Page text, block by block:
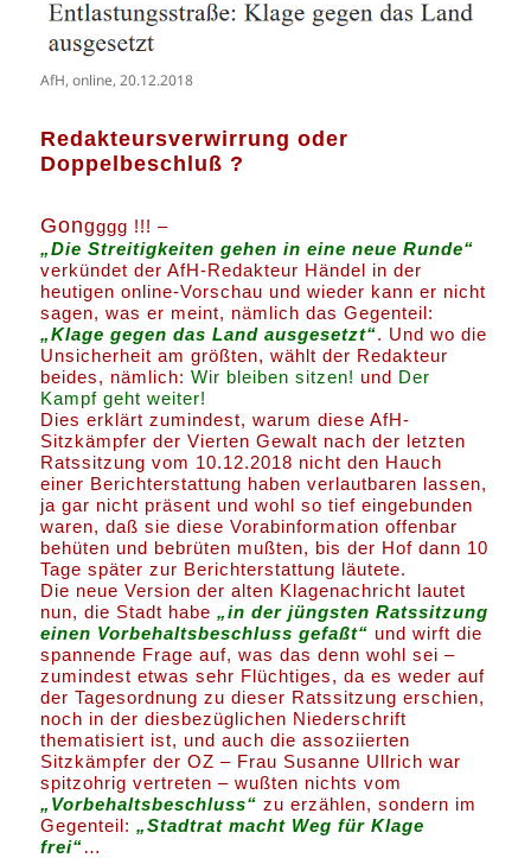
AfH, online, 20.12.2018
Redakteursverwirrung oder
Doppelbeschluß ?
Gongggg !!! –
„Die Streitigkeiten gehen in eine neue Runde“
verkündet der AfH-Redakteur Händel in der
heutigen online-Vorschau und wieder kann er nicht
sagen, was er meint, nämlich das Gegenteil:
„Klage gegen das Land ausgesetzt“. Und wo die
Unsicherheit am größten, wählt der Redakteur
beides, nämlich:Wir bleiben sitzen! und Der
Kampf geht weiter!
Dies erklärt zumindest, warum diese AfH-
Sitzkämpfer der Vierten Gewalt nach der letzten
Ratssitzung vom 10.12.2018 nicht den Hauch
einer Berichterstattung haben verlautbaren lassen,
ja gar nicht präsent und wohl so tief eingebunden
waren, daß sie diese Vorabinformation offenbar
behüten und bebrüten mußten, bis der Hof dann 10
Tage später zur Berichterstattung läutete.
Die neue Version der alten Klagenachricht lautet
nun, die Stadt habe„in der jüngsten Ratssitzung
einen Vorbehaltsbeschluss gefaßt“ und wirft die
spannende Frage auf, was das denn wohl sei –
zumindest etwas sehr Flüchtiges, da es weder auf
der Tagesordnung zu dieser Ratssitzung erschien,
noch in der diesbezüglichen Niederschrift
thematisiert ist, und auch die assoziierten
Sitzkämpfer der OZ – Frau Susanne Ullrich war
spitzohrig vertreten – wußten nichts vom
„Vorbehaltsbeschluss“ zu erzählen, sondern im
Gegenteil:„Stadtrat macht Weg für Klage
frei“…